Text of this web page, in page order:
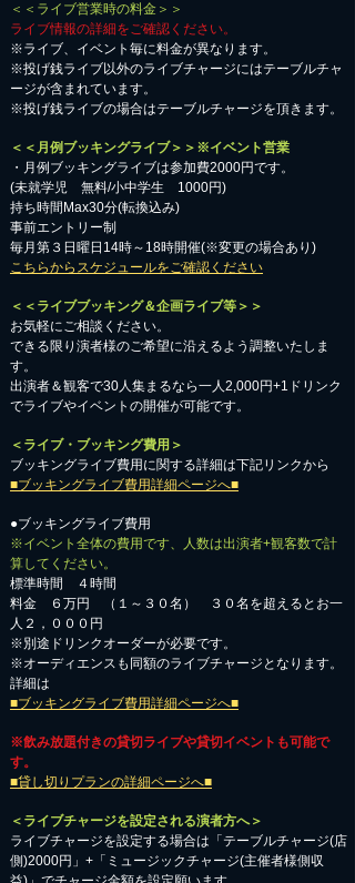
＜＜ライブ営業時の料金＞＞
ライブ情報の詳細をご確認ください。
※ライブ、イベント毎に料金が異なります。
※投げ銭ライブ以外のライブチャージにはテーブルチャ
ージが含まれています。
※投げ銭ライブの場合はテーブルチャージを頂きます。
＜＜月例ブッキングライブ＞＞※イベント営業
・月例ブッキングライブは参加費2000円です。
​(未就学児 無料/小中学生 1000円)
持ち時間Max30分(転換込み)
事前エントリー制
毎月第３日曜日14時～18時開催(※変更の場合あり)
こちらからスケジュールをご確認ください
＜＜ライブブッキング＆企画ライブ等＞＞
お気軽にご相談ください。​
​できる限り演者様のご希望に沿えるよう調整いたしま
す。
出演者＆観客で30人集まるなら一人2,000円+1ドリンク
でライブやイベントの開催が可能です。
＜ライブ・ブッキング費用＞
ブッキングライブ費用に関する詳細は下記リンクから
■ブッキングライブ費用詳細ページへ■
●ブッキングライブ費用
※イベント全体の費用です、人数は出演者+観客数で計
算してください。
標準時間 ４時間
料金 ６万円 （１～３０名） ３０名を超えるとお一
人２，０００円
※別途ドリンクオーダーが必要です。
※オーディエンスも同額のライブチャージとなります。
詳細は
■ブッキングライブ費用詳細ページへ■
※飲み放題付きの貸切ライブや貸切イベントも可能で
す。
■貸し切りプランの詳細ページへ■
＜ライブチャージを設定される演者方へ＞
ライブチャージを設定する場合は「テーブルチャージ(店
側)2000円」+「ミュージックチャージ(主催者様側収